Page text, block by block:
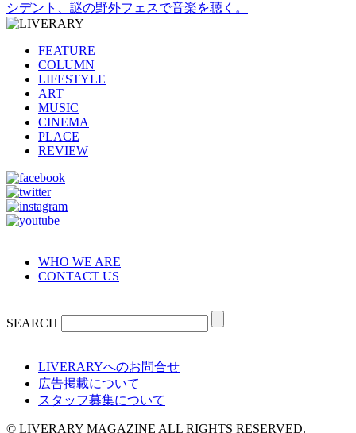
シデント、謎の野外フェスで音楽を聴く。
FEATURE
COLUMN
LIFESTYLE
ART
MUSIC
CINEMA
PLACE
REVIEW
WHO WE ARE
CONTACT US
SEARCH
LIVERARYへのお問合せ
広告掲載について
スタッフ募集について
© LIVERARY MAGAZINE ALL RIGHTS RESERVED.